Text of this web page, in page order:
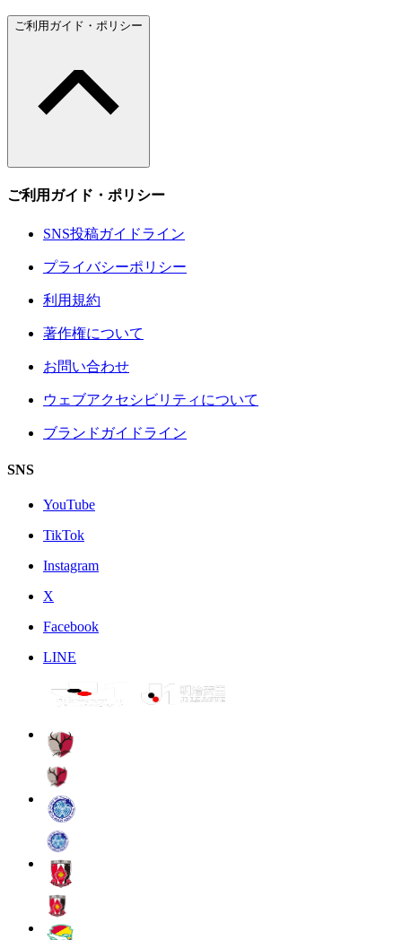
ご利用ガイド・ポリシー
ご利用ガイド・ポリシー
SNS投稿ガイドライン
プライバシーポリシー
利用規約
著作権について
お問い合わせ
ウェブアクセシビリティについて
ブランドガイドライン
SNS
YouTube
TikTok
Instagram
X
Facebook
LINE